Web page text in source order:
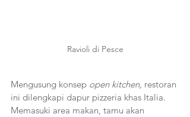
Ravioli di Pesce
Mengusung konsep open kitchen, restoran
ini dilengkapi dapur pizzeria khas Italia.
Memasuki area makan, tamu akan